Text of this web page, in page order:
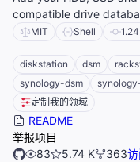
compatible drive
MIT Shell
diskstation dsm
synology-dsm
定制我的领域
README
举报项目
83
5.74 K 363